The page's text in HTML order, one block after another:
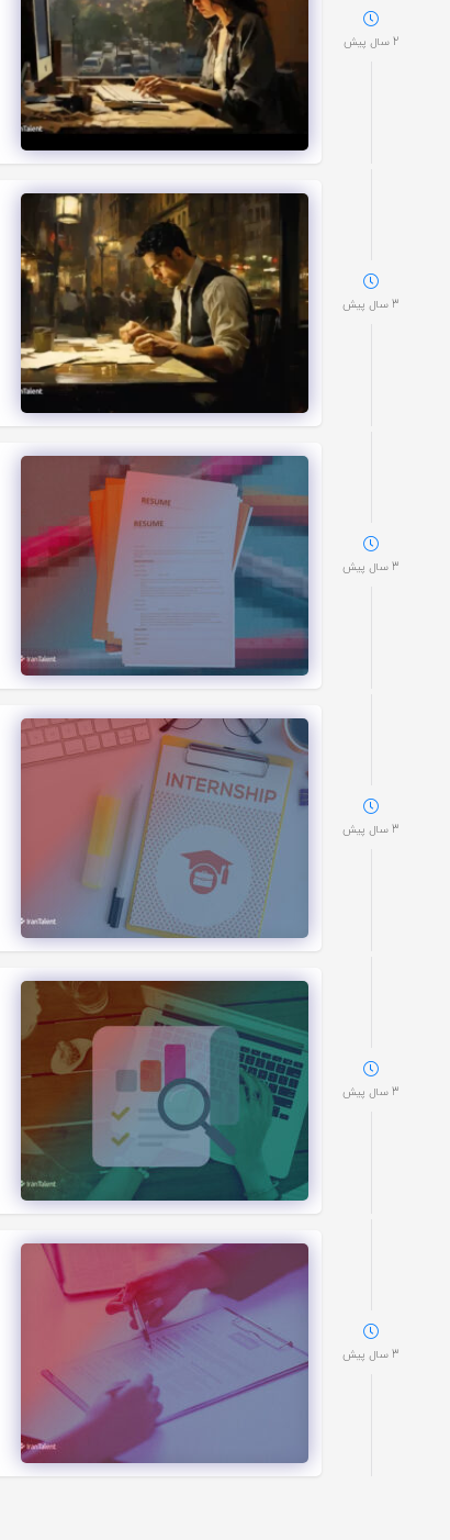
2 سال پیش
3 سال پیش
3 سال پیش
3 سال پیش
3 سال پیش
3 سال پیش